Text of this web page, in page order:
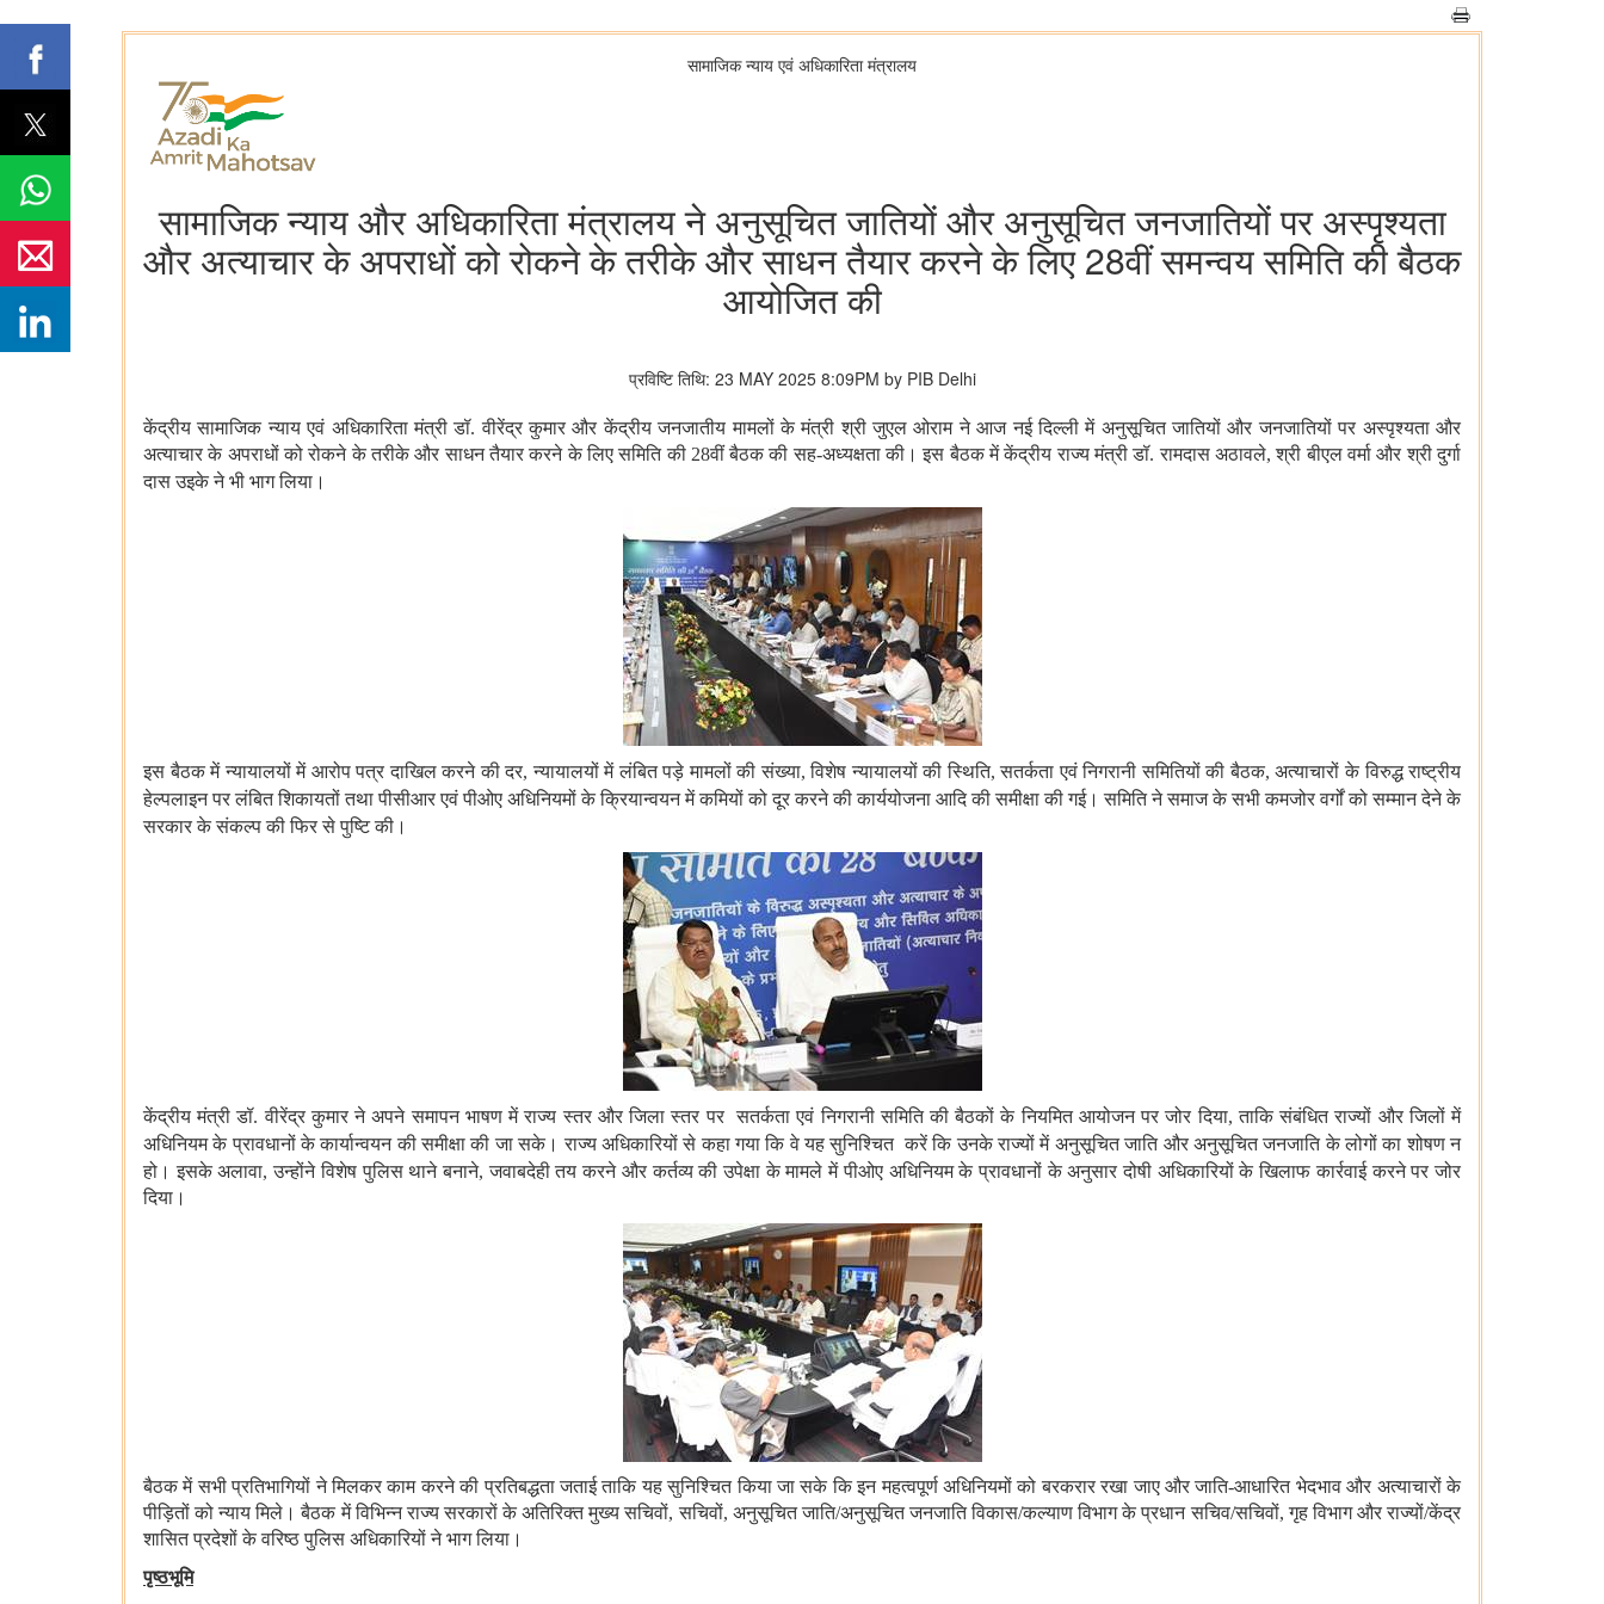
सामाजिक न्‍याय एवं अधिकारिता मंत्रालय
सामाजिक न्याय और अधिकारिता मंत्रालय ने अनुसूचित जातियों और अनुसूचित जनजातियों पर अस्पृश्यता
और अत्याचार के अपराधों को रोकने के तरीके और साधन तैयार करने के लिए 28वीं समन्वय समिति की बैठक
आयोजित की
प्रविष्टि तिथि: 23 MAY 2025 8:09PM by PIB Delhi
केंद्रीय सामाजिक न्याय एवं अधिकारिता मंत्री डॉ. वीरेंद्र कुमार और केंद्रीय जनजातीय मामलों के मंत्री श्री जुएल ओराम ने आज नई दिल्ली में अनुसूचित जातियों और जनजातियोंपर अस्पृश्यता और
अत्याचार के अपराधों को रोकने के तरीके और साधन तैयार करने के लिए समिति की 28वीं बैठक की सह-अध्यक्षता की। इस बैठक में केंद्रीय राज्य मंत्री डॉ. रामदास अठावले, श्री बीएल वर्मा और श्री दुर्गा
दास उइकेने भी भाग लिया ।
इस बैठक में न्यायालयों में आरोप पत्र दाखिल करने की दर, न्यायालयों में लंबितपड़े मामलों की संख्या, विशेष न्यायालयों की स्थिति, सतर्कता एवं निगरानी समितियों की बैठक, अत्याचारों के विरुद्ध राष्ट्रीय
हेल्पलाइन पर लंबित शिकायतों तथा पीसीआर एवं पीओए अधिनियमों के क्रियान्वयन में कमियों को दूर करने की कार्ययोजना आदिकी समीक्षाकी गई। समिति ने समाज के सभी कमजोर वर्गों को सम्मानदेनेके
सरकार के संकल्प कीफिर से पुष्टि की।
केंद्रीय मंत्री डॉ. वीरेंद्र कुमार ने अपने समापन भाषण में राज्यस्तरऔर जिलास्तर पर सतर्कता एवं निगरानी समिति की बैठकों के नियमित आयोजन पर जोर दिया, ताकि संबंधित राज्यों और जिलों में
अधिनियम के प्रावधानों के कार्यान्वयन की समीक्षा की जा सके। राज्य अधिकारियों से कहा गया कि वे यह सुनिश्चित करें कि उनके राज्यों में अनुसूचित जाति और अनुसूचित जनजातिके लोगोंका शोषण न
हो। इसके अलावा, उन्होंने विशेष पुलिसथाने बनाने, जवाबदेही तय करने और कर्तव्य की उपेक्षा के मामले में पीओए अधिनियम के प्रावधानों के अनुसार दोषी अधिकारियों के खिलाफ कार्रवाई करने पर जोर
दिया।
बैठक में सभी प्रतिभागियों ने मिलकर काम करने की प्रतिबद्धता जताई ताकि यह सुनिश्चित किया जा सके कि इन महत्वपूर्ण अधिनियमों को बरकरार रखा जाए और जाति-आधारित भेदभाव और अत्याचारों के
पीड़ितों को न्याय मिले। बैठक में विभिन्न राज्य सरकारों के अतिरिक्त मुख्य सचिवों, सचिवों, अनुसूचित जाति/अनुसूचित जनजाति विकास/कल्याण विभाग के प्रधान सचिव/सचिवों, गृह विभाग और राज्यों/केंद्र
शासित प्रदेशों के वरिष्ठ पुलिस अधिकारियों ने भाग लिया।
पृष्ठभूमि